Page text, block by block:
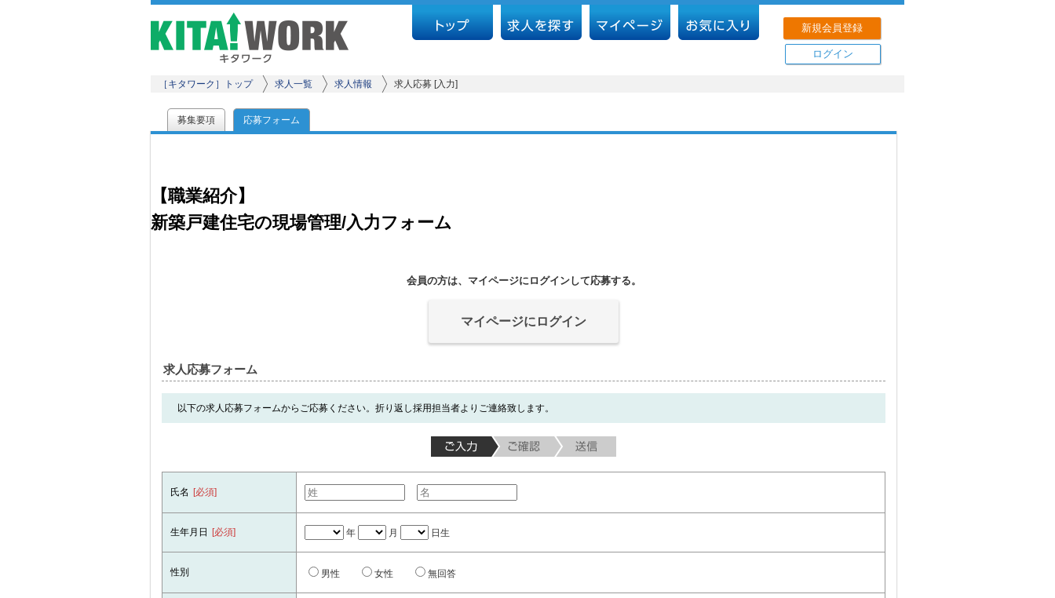
新規会員登録
ログイン
［キタワーク］トップ 求人一覧 求人情報 求人応募 [入力]
募集要項 応募フォーム
【職業紹介】
新築戸建住宅の現場管理/入力フォーム
会員の方は、マイページにログインして応募する。
マイページにログイン
求人応募フォーム
以下の求人応募フォームからご応募ください。折り返し採用担当者よりご連絡致します。
氏名 [必須]
生年月日 [必須] 年 月 日生
性別 男性 女性 無回答